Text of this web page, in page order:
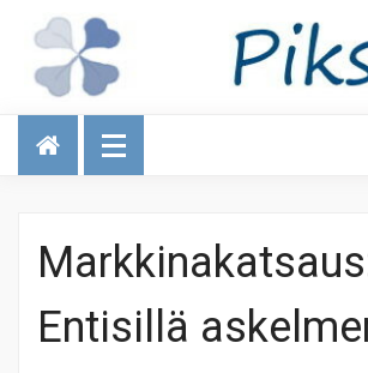
Talous
Entisillä